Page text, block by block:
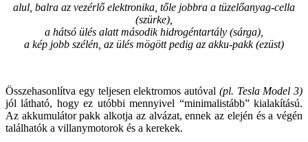
alul, balra az vezérlő elektronika, tőle jobbra a tüzelőanyag-cella
(szürke),
a hátsó ülés alatt második hidrogéntartály (sárga),
a kép jobb szélén, az ülés mögött pedig az akku-pakk (ezüst)
Összehasonlítva egy teljesen elektromos autóval (pl. Tesla Model 3)
jól látható, hogy ez utóbbi mennyivel “minimalistább” kialakítású.
Az akkumulátor pakk alkotja az alvázat, ennek az elején és a végén
találhatók a villanymotorok és a kerekek.